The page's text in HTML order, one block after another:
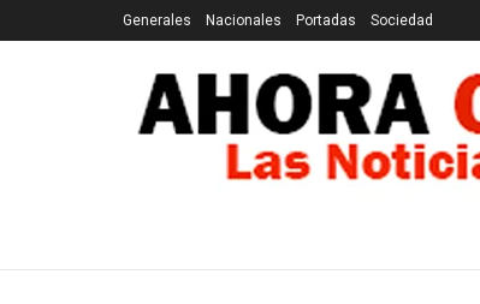
Generales Nacionales Portadas Sociedad